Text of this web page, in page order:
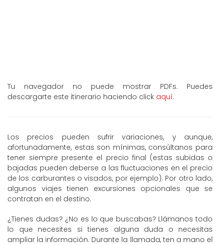
Tu navegador no puede mostrar PDFs. Puedes
descargarte este itinerario haciendo click aquí.
Los precios pueden sufrir variaciones, y aunque,
afortunadamente, estas son mínimas, consúltanos para
tener siempre presente el precio final (estas subidas o
bajadas pueden deberse a las fluctuaciones en el precio
de los carburantes o visados, por ejemplo). Por otro lado,
algunos viajes tienen excursiones opcionales que se
contratan en el destino.
¿Tienes dudas? ¿No es lo que buscabas? Llámanos todo
lo que necesites si tienes alguna duda o necesitas
ampliar la información. Durante la llamada, ten a mano el